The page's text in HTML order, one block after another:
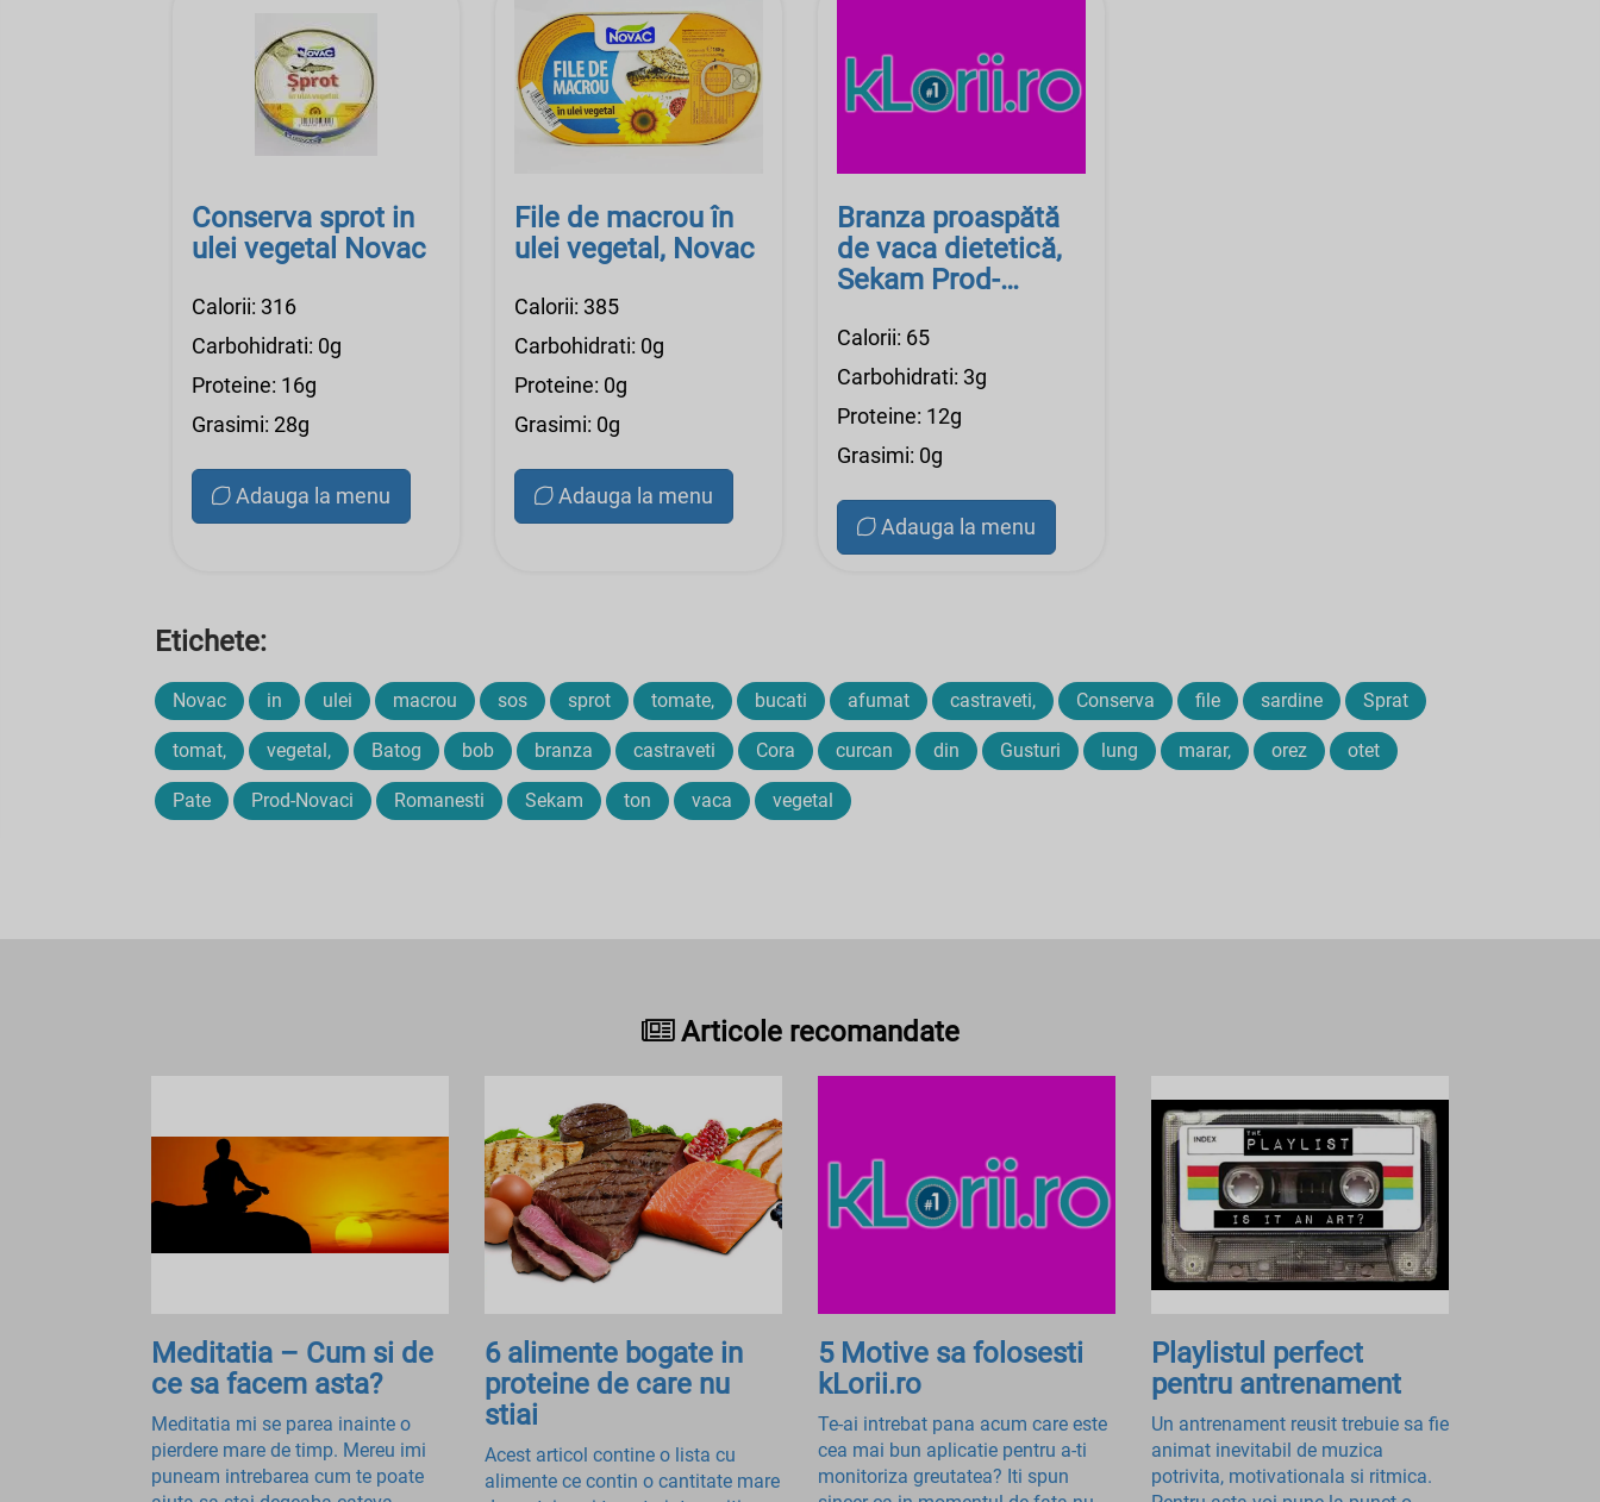
Conserva sprot in
ulei vegetal Novac
Calorii: 316
Carbohidrati: 0g
Proteine: 16g
Grasimi: 28g
Adauga la menu
File de macrou în
ulei vegetal, Novac
Calorii: 385
Carbohidrati: 0g
Proteine: 0g
Grasimi: 0g
Adauga la menu
Branza proaspătă
de vaca dietetică,
Sekam Prod-
Calorii: 65
Carbohidrati: 3g
Proteine: 12g
Grasimi: 0g
Adauga la menu
Etichete:
Novac in ulei macrou sos sprot tomate, bucati afumat castraveti, Conserva file sardine Sprat
tomat, vegetal, Batog bob branza castraveti Cora curcan din Gusturi lung marar, orez otet
Pate Prod-Novaci Romanesti Sekam ton vaca vegetal
Articole recomandate
Meditatia – Cum si de
ce sa facem asta?
Meditatia mi se parea inainte o
pierdere mare de timp. Mereu imi
puneam intrebarea cum te poate
6 alimente bogate in
proteine de care nu
stiai
Acest articol contine o lista cu
alimente ce contin o cantitate mare
5 Motive sa folosesti
kLorii.ro
Te-ai intrebat pana acum care este
cea mai bun aplicatie pentru a-ti
monitoriza greutatea? Iti spun
Playlistul perfect
pentru antrenament
Un antrenament reusit trebuie sa fie
animat inevitabil de muzica
potrivita, motivationala si ritmica.